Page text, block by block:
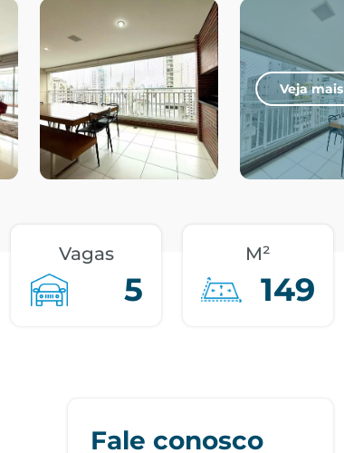
Veja
Vagas
5
M²
149
Fale conosco